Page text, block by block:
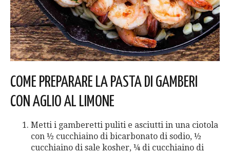
COME PREPARARE LA PASTA DI GAMBERI
CON AGLIO AL LIMONE
Metti i gamberetti puliti e asciutti in una ciotola
con ½ cucchiaino di bicarbonato di sodio, ½
cucchiaino di sale kosher, ¼ di cucchiaino di